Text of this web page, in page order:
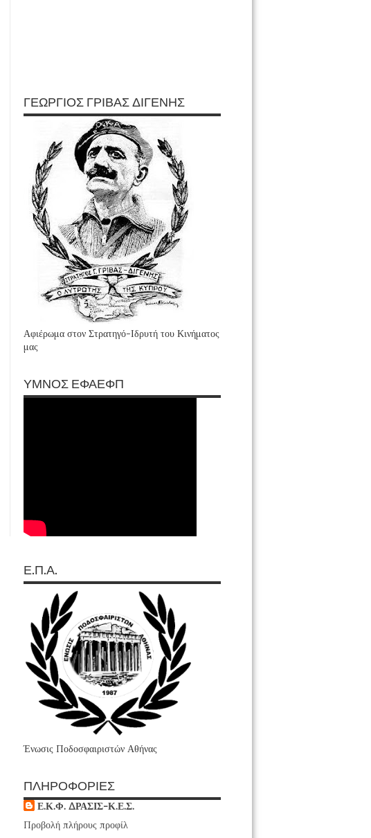
ΓΕΩΡΓΙΟΣ ΓΡΙΒΑΣ ΔΙΓΕΝΗΣ
Αφιέρωμα στον Στρατηγό-Ιδρυτή του Κινήματος
μας
ΥΜΝΟΣ ΕΦΑΕΦΠ
Ε.Π.Α.
Ένωσις Ποδοσφαιριστών Αθήνας
ΠΛΗΡΟΦΟΡΙΕΣ
Ε.Κ.Φ. ΔΡΑΣΙΣ-Κ.Ε.Σ.
Προβολή πλήρους προφίλ